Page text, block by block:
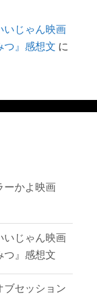
いじゃん映画
』感想文 に
ーかよ映画
いじゃん映画
』感想文
ブセッション